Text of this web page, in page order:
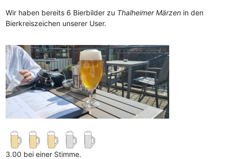
Wir haben bereits 6 Bierbilder zu Thalheimer Märzenin den
Bierkreiszeichen unserer User.
3.00 bei einer Stimme.